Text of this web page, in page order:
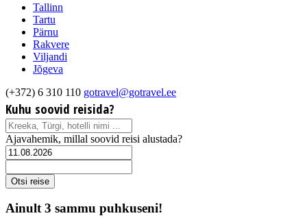
Tallinn
Tartu
Pärnu
Rakvere
Viljandi
Jõgeva
(+372) 6 310 110 gotravel@gotravel.ee
Kuhu soovid reisida?
Ajavahemik, millal soovid reisi alustada?
Ainult 3 sammu puhkuseni!